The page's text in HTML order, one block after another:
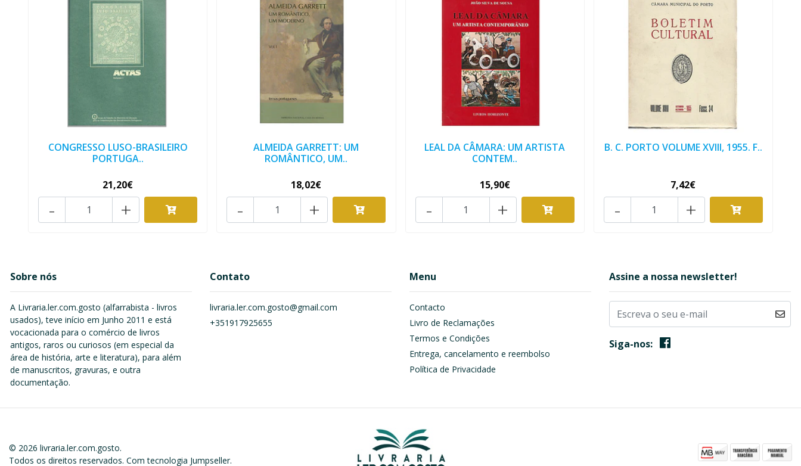
CONGRESSO LUSO-BRASILEIRO
PORTUGA..
21,20€
+
-
ALMEIDA GARRETT: UM
ROMÂNTICO, UM..
18,02€
+
-
LEAL DA CÂMARA: UM ARTISTA
CONTEM..
15,90€
+
-
B. C. PORTO VOLUME XVIII, 1955. F..
7,42€
+
-
Sobre nós
A Livraria.ler.com.gosto (alfarrabista - livros
usados), teve início em Junho 2011 e está
vocacionada para o comércio de livros
antigos, raros ou curiosos (em especial da
área de história, arte e literatura), para além
de manuscritos, gravuras, e outra
documentação.
Contato
livraria.ler.com.gosto@gmail.com
+351917925655
Menu
Contacto
Livro de Reclamações
Termos e Condições
Entrega, cancelamento e reembolso
Política de Privacidade
Assine a nossa newsletter!
Siga-nos:
© 2026 livraria.ler.com.gosto.
Todos os direitos reservados. Com tecnologia Jumpseller.